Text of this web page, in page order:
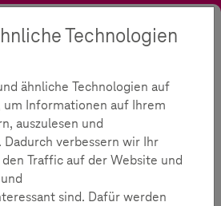
Suche Kontrast Sprache
254
Lesezeit:2Minuten
Technologien
ähnliche Technologien auf
um Informationen auf Ihrem
auszulesen und
verbessern wir Ihr
Traffic auf der Website und
sind. Dafür werden